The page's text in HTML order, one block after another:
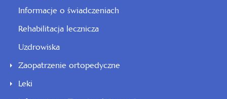
Informacje o świadczeniach
Rehabilitacja lecznicza
Uzdrowiska
Zaopatrzenie ortopedyczne
Leki